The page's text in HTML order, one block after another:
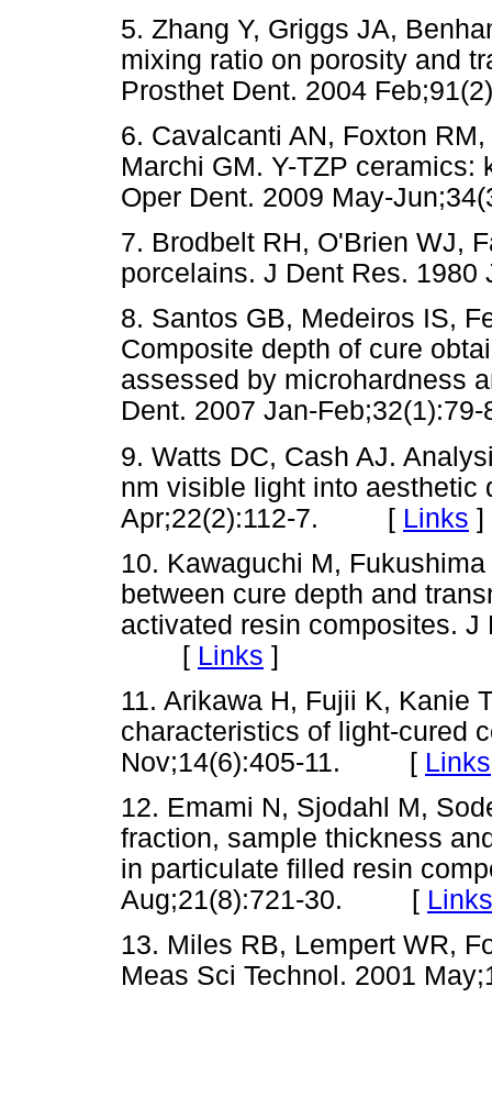
5. Zhang Y, Griggs JA,
mixing ratio on porosity and
Prosthet Dent. 2004
6. Cavalcanti AN, Foxton
Marchi GM. Y-TZP
Oper Dent. 2009 May-
7. Brodbelt RH, O'Brien WJ,
porcelains. J Dent Res.
8. Santos GB, Medeiros IS,
Composite depth of cure
assessed by microhardness
Dent. 2007 Jan-
9. Watts DC, Cash AJ.
nm visible light into aesthetic
Apr;22(2):112-7. [ Links ]
10. Kawaguchi M,
between cure depth and
activated resin composites. J
[ Links ]
11. Arikawa H, Fujii K, Kanie
characteristics of light-cured
Nov;14(6):405-11. [ Links
12. Emami N, Sjodahl M,
fraction, sample thickness
in particulate filled resin
Aug;21(8):721-30. [ Links
13. Miles RB, Lempert WR,
Meas Sci Technol. 2001